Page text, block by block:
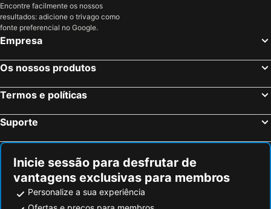
Encontre facilmente os nossos
resultados: adicione o trivago como
fonte preferencial no Google.
Empresa
Os nossos produtos
Termos e políticas
Suporte
Inicie sessão para desfrutar de
vantagens exclusivas para membros
Personalize a sua experiência